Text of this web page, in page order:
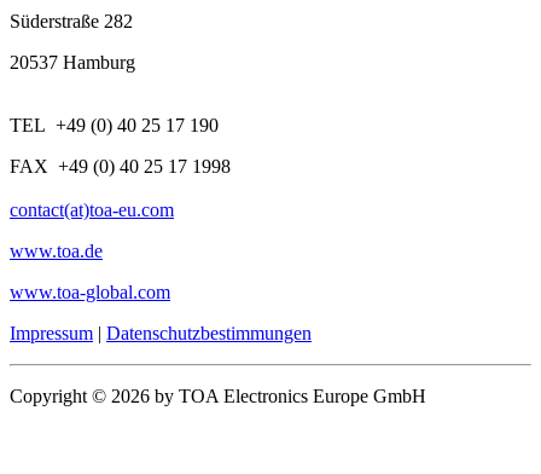
Süderstraße 282
20537 Hamburg
TEL +49 (0) 40 25 17 190
FAX +49 (0) 40 25 17 1998
contact(at)toa-eu.com
www.toa.de
www.toa-global.com
Impressum | Datenschutzbestimmungen
Copyright © 2026 by TOA Electronics Europe GmbH